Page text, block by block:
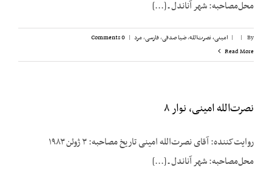
محل‌مصاحبه: شهر آناندل ـ [...]
By
|
| امینی، نصرت‌الله,ضیا صدقی,فارسی,مرد |
0 Comments
Read More
نصرت‌الله امینی، نوار ۸
روایت‌کننده: آقای نصرت‌الله امینی تاریخ مصاحبه: ۳ ژوئن ۱۹۸۳
محل‌مصاحبه: شهر آناندل ـ [...]